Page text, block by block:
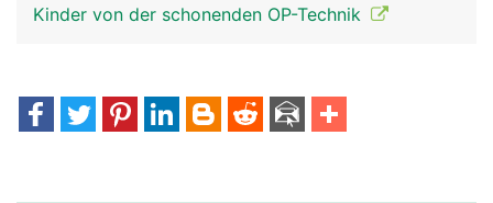
Kinder von der schonenden OP-Technik